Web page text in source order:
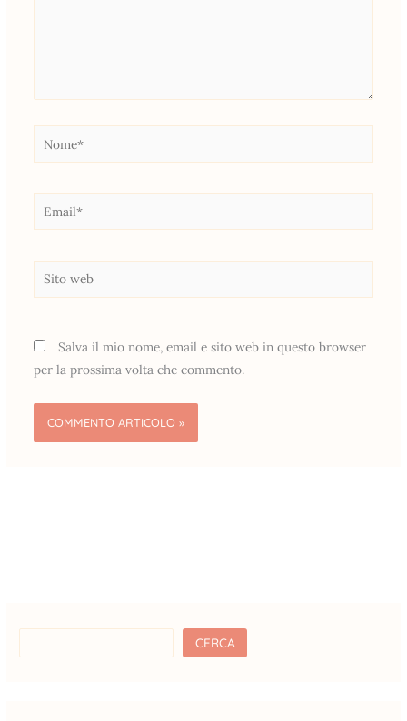
Email*
Sito
web
Salva il mio nome, email e sito web in questo browser
per la prossima volta che commento.
CERCA